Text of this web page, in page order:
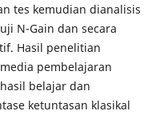
tes kemudian dianalisis
N-Gain dan secara
Hasil penelitian
pembelajaran
belajar dan
ketuntasan klasikal